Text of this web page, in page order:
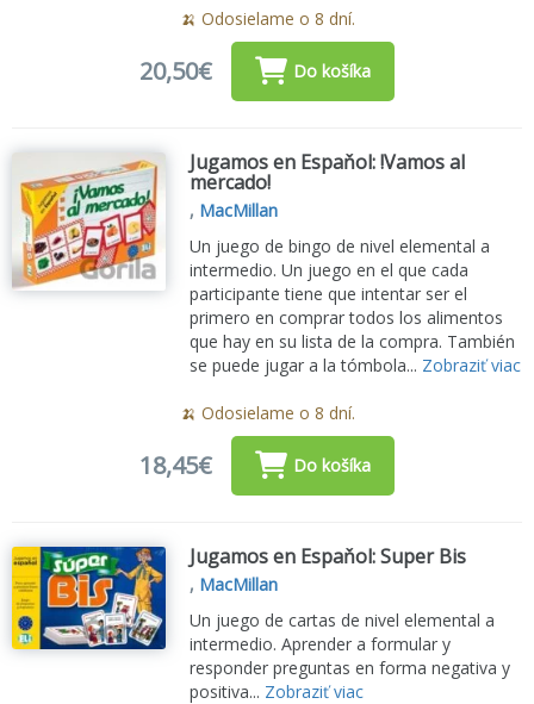
🍌 Odosielame o 8 dní.
20,50€ Do košíka
Jugamos en Espaňol: !Vamos al
mercado!
, MacMillan
Un juego de bingo de nivel elemental a
intermedio. Un juego en el que cada
participante tiene que intentar ser el
primero en comprar todos los alimentos
que hay en su lista de la compra. También
se puede jugar a la tómbola... Zobraziť viac
🍌 Odosielame o 8 dní.
18,45€ Do košíka
Jugamos en Espaňol: Super Bis
, MacMillan
Un juego de cartas de nivel elemental a
intermedio. Aprender a formular y
responder preguntas en forma negativa y
positiva... Zobraziť viac